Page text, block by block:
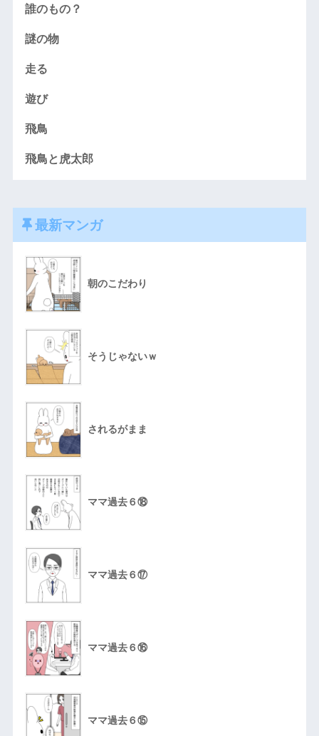
誰のもの？
謎の物
走る
遊び
飛鳥
飛鳥と虎太郎
最新マンガ
朝のこだわり
そうじゃないｗ
されるがまま
ママ過去６⑱
ママ過去６⑰
ママ過去６⑯
ママ過去６⑮